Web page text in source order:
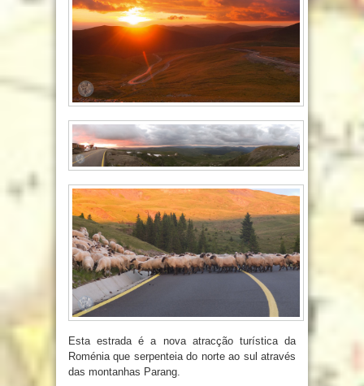
Esta estrada é a nova atracção turística da
Roménia que serpenteia do norte ao sul através
das montanhas Parang.